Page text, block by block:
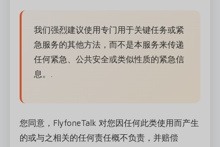
我们强烈建议使用专门用于关键任务或紧
急服务的其他方法，而不是本服务来传递
任何紧急、公共安全或类似性质的紧急信
息。.
您同意，FlyfoneTalk 对您因任何此类使用而产生
的或与之相关的任何责任概不负责，并赔偿